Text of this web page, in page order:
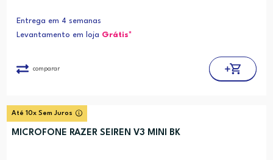
Entrega em 4 semanas
Levantamento em loja Grátis*
comparar
Até 10x Sem Juros
MICROFONE RAZER SEIREN V3 MINI BK